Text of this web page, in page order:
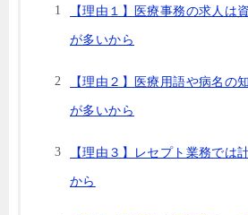
【理由１】医療事務の求人は
が多いから
【理由２】医療用語や病名の
が多いから
【理由３】レセプト業務では
から